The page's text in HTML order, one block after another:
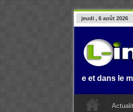
jeudi , 6 août 2026
en Afrique et dans le monde.